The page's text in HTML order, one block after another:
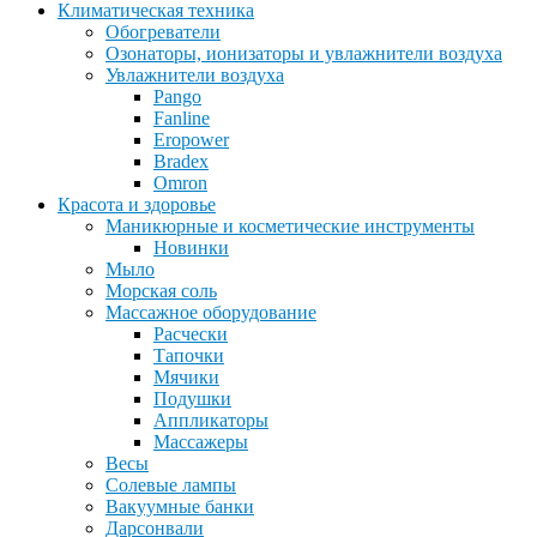
Климатическая техника
Обогреватели
Озонаторы, ионизаторы и увлажнители воздуха
Увлажнители воздуха
Pango
Fanline
Eropower
Bradex
Omron
Красота и здоровье
Маникюрные и косметические инструменты
Новинки
Мыло
Морская соль
Массажное оборудование
Расчески
Тапочки
Мячики
Подушки
Аппликаторы
Массажеры
Весы
Солевые лампы
Вакуумные банки
Дарсонвали